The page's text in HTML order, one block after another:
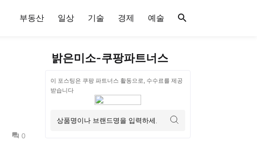
부동산 일상 기술 경제 예술
0
밝은미소-쿠팡파트너스
이 포스팅은 쿠팡 파트너스 활동으로, 수수료를 제공
받습니다